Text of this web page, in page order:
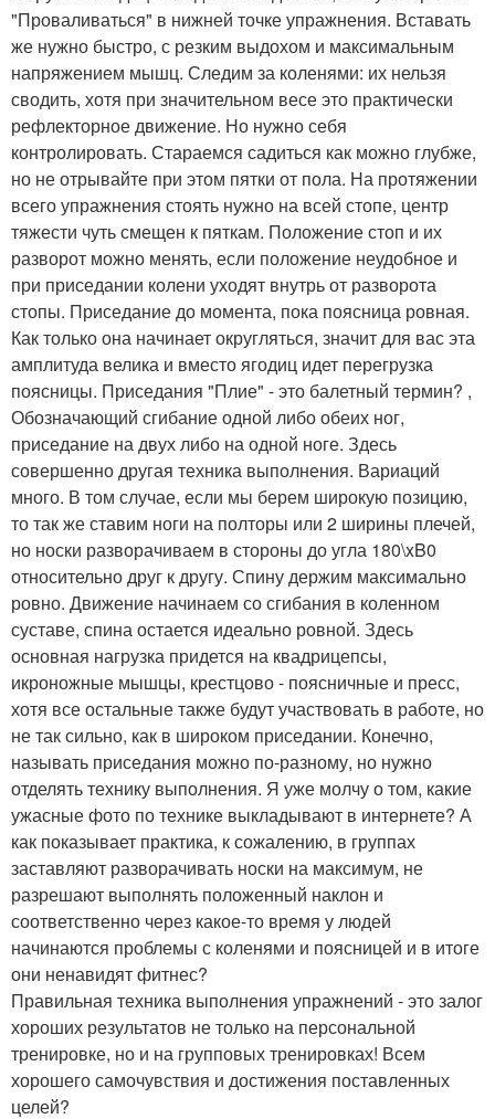
"Проваливаться" в нижней точке упражнения. Вставать
же нужно быстро, с резким выдохом и максимальным
напряжением мышц. Следим за коленями: их нельзя
сводить, хотя при значительном весе это практически
рефлекторное движение. Но нужно себя
контролировать. Стараемся садиться как можно глубже,
но не отрывайте при этом пятки от пола. На протяжении
всего упражнения стоять нужно на всей стопе, центр
тяжести чуть смещен к пяткам. Положение стоп и их
разворот можно менять, если положение неудобное и
при приседании колени уходят внутрь от разворота
стопы. Приседание до момента, пока поясница ровная.
Как только она начинает округляться, значит для вас эта
амплитуда велика и вместо ягодиц идет перегрузка
поясницы. Приседания "Плие" - это балетный термин? ,
Обозначающий сгибание одной либо обеих ног,
приседание на двух либо на одной ноге. Здесь
совершенно другая техника выполнения. Вариаций
много. В том случае, если мы берем широкую позицию,
то так же ставим ноги на полторы или 2 ширины плечей,
но носки разворачиваем в стороны до угла 180\xB0
относительно друг к другу. Спину держим максимально
ровно. Движение начинаем со сгибания в коленном
суставе, спина остается идеально ровной. Здесь
основная нагрузка придется на квадрицепсы,
икроножные мышцы, крестцово - поясничные и пресс,
хотя все остальные также будут участвовать в работе, но
не так сильно, как в широком приседании. Конечно,
называть приседания можно по-разному, но нужно
отделять технику выполнения. Я уже молчу о том, какие
ужасные фото по технике выкладывают в интернете? А
как показывает практика, к сожалению, в группах
заставляют разворачивать носки на максимум, не
разрешают выполнять положенный наклон и
соответственно через какое-то время у людей
начинаются проблемы с коленями и поясницей и в итоге
они ненавидят фитнес?
Правильная техника выполнения упражнений - это залог
хороших результатов не только на персональной
тренировке, но и на групповых тренировках! Всем
хорошего самочувствия и достижения поставленных
целей?